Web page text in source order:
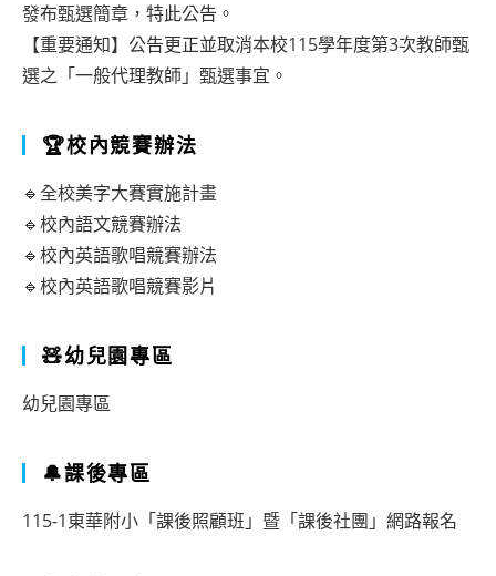
發布甄選簡章，特此公告。
【重要通知】公告更正並取消本校115學年度第3次教師甄
選之「一般代理教師」甄選事宜。
🏆校內競賽辦法
🔹全校美字大賽實施計畫
🔹校內語文競賽辦法
🔹校內英語歌唱競賽辦法
🔹校內英語歌唱競賽影片
🧸幼兒園專區
幼兒園專區
🔔課後專區
115-1東華附小「課後照顧班」暨「課後社團」網路報名